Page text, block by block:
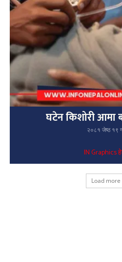
घटेन किशोरी आमा
२०८१ जेष्ठ १९
IN Graphics
Load more